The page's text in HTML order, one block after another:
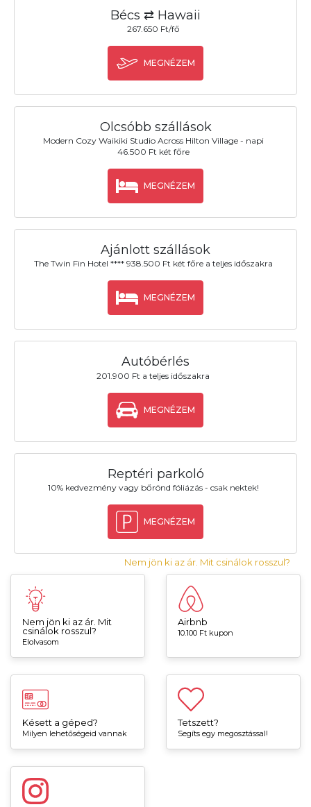
Bécs ⇄ Hawaii
267.650 Ft/fő
MEGNÉZEM
Olcsóbb szállások
Modern Cozy Waikiki Studio Across Hilton Village - napi
46.500 Ft két főre
MEGNÉZEM
Ajánlott szállások
The Twin Fin Hotel **** 938.500 Ft két főre a teljes időszakra
MEGNÉZEM
Autóbérlés
201.900 Ft a teljes időszakra
MEGNÉZEM
Reptéri parkoló
10% kedvezmény vagy bőrönd fóliázás - csak nektek!
MEGNÉZEM
Nem jön ki az ár. Mit csinálok rosszul?
Nem jön ki az ár. Mit
csinálok rosszul?
Elolvasom
Airbnb
10.100 Ft kupon
Késett a géped?
Milyen lehetőségeid vannak
Tetszett?
Segíts egy megosztással!